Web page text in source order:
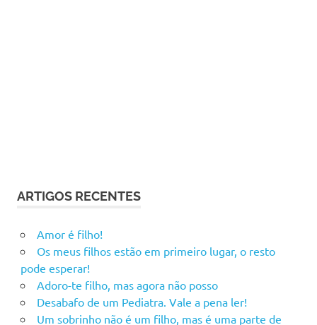
ARTIGOS RECENTES
Amor é filho!
Os meus filhos estão em primeiro lugar, o resto
pode esperar!
Adoro-te filho, mas agora não posso
Desabafo de um Pediatra. Vale a pena ler!
Um sobrinho não é um filho, mas é uma parte de